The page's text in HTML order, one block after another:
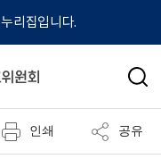
리집입니다.
검
인쇄 공유